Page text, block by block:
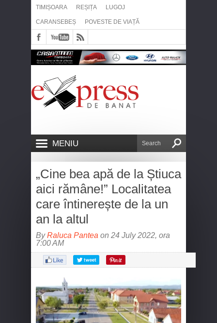
TIMIȘOARA REȘIȚA LUGOJ
CARANSEBEȘ POVESTE DE VIAȚĂ
MENIU
„Cine bea apă de la Știuca
aici rămâne!” Localitatea
care întinerește de la un
an la altul
ByRaluca Pantea on 24 July 2022, ora
7:00 AM